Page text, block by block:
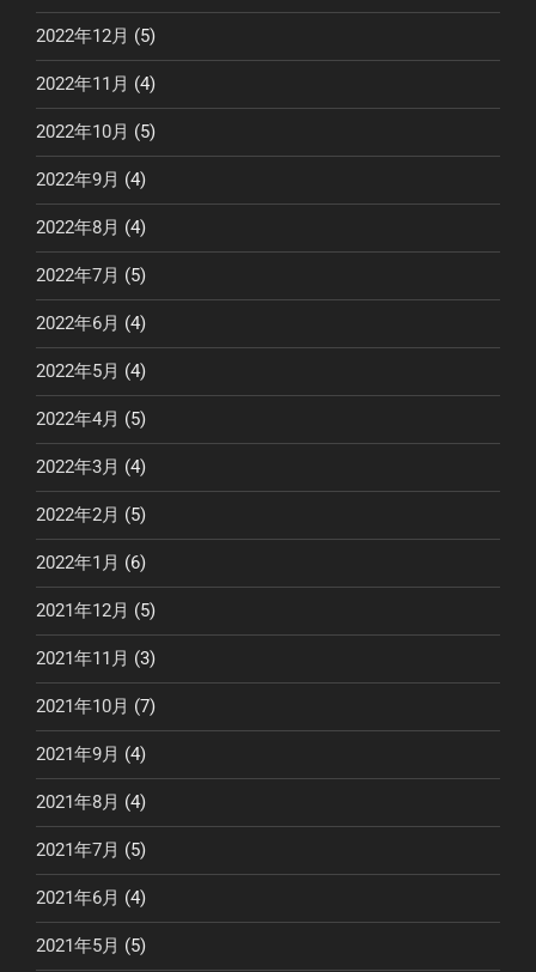
2022年12月 (5)
2022年11月 (4)
2022年10月 (5)
2022年9月 (4)
2022年8月 (4)
2022年7月 (5)
2022年6月 (4)
2022年5月 (4)
2022年4月 (5)
2022年3月 (4)
2022年2月 (5)
2022年1月 (6)
2021年12月 (5)
2021年11月 (3)
2021年10月 (7)
2021年9月 (4)
2021年8月 (4)
2021年7月 (5)
2021年6月 (4)
2021年5月 (5)